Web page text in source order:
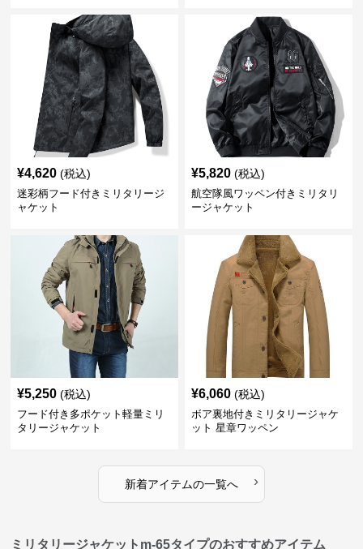
¥4,620 (税込)
迷彩柄フード付きミリタリージ
ャケット
¥5,820 (税込)
航空隊風ワッペン付きミリタリ
ージャケット
¥5,250 (税込)
フード付き多ポケット軽量ミリ
タリージャケット
¥6,060 (税込)
ボア裏地付きミリタリージャケ
ット 星章ワッペン
新着アイテムの一覧へ ›
ミリタリージャケットm-65タイプのおすすめアイテム